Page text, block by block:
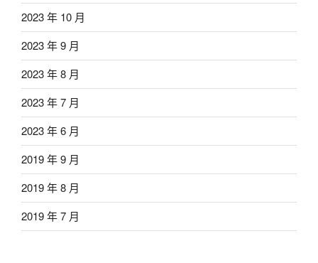
2023 年 10 月
2023 年 9 月
2023 年 8 月
2023 年 7 月
2023 年 6 月
2019 年 9 月
2019 年 8 月
2019 年 7 月